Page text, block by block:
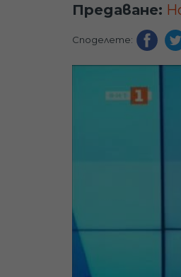
Предаване:
Споделете: